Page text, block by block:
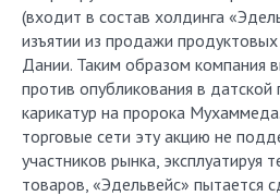
(входит в состав холдинга
изъятии из продажи
Дании. Таким образом компания
против опубликования в датской
карикатур на пророка
торговые сети эту акцию не
участников рынка, эксплуатируя
товаров, «Эдельвейс» пытается